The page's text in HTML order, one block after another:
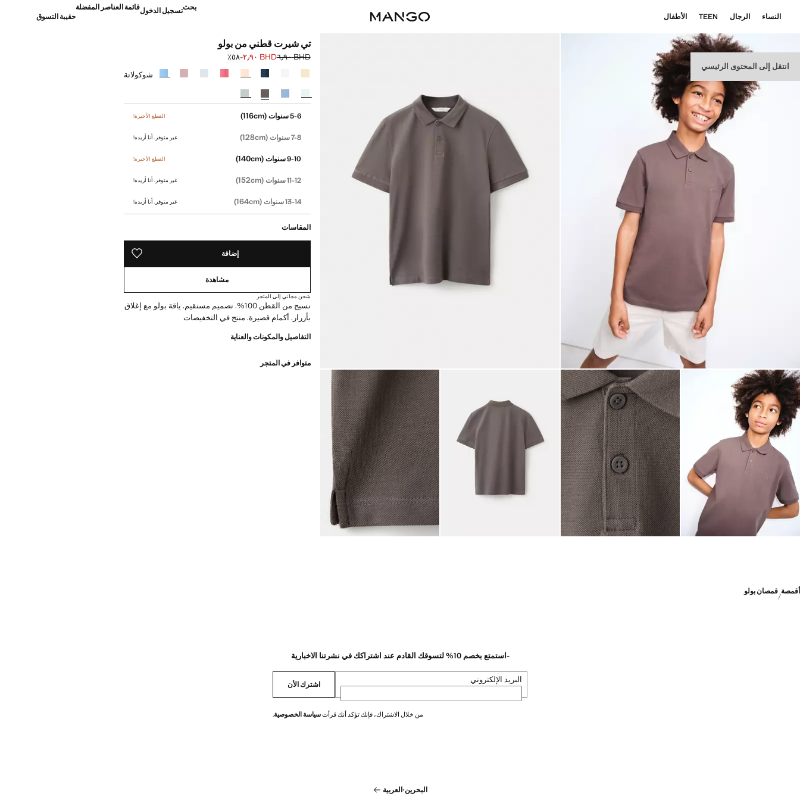
انتقل إلى المحتوى الرئيسي
النساء الرجال TEEN الأطفال
بحثتسجيل الدخولقائمة العناصر المفضلة
حقيبة التسوق
تي شيرت قطني من بولو
السعر الأول محذوف [BHD ٦٫٩٠ ]
BHD ٦٫٩٠
السعر الحالي [BHD ٢٫٩٠ ]
BHD ٢٫٩٠
؜-٥٨٪؜
حدد اللون
شوكولاتة
5-6 سنوات (116cm) القطع الأخيرة!
7-8 سنوات (128cm) غير متوفر. أنا أريده!
9-10 سنوات (140cm) القطع الأخيرة!
11-12 سنوات (152cm) غير متوفر. أنا أريده!
13-14 سنوات (164cm) غير متوفر. أنا أريده!
المقاسات
إضافة حفظه في قائمة منتجاتك المفضلة
مشاهدة
شحن مجاني إلى المتجر
نسيج من القطن 100%. تصميم مستقيم. ياقة بولو مع إغلاق
بأزرار. أكمام قصيرة. منتج في التخفيضات
التفاصيل والمكونات والعناية
متوافر في المتجر
أقمصة قمصان بولو
-استمتع بخصم 10% لتسوقك القادم عند اشتراكك في نشرتنا الاخبارية
البريد الإلكتروني اشترك الأن
من خلال الاشتراك، فإنك تؤكد أنك قرأتسياسة الخصوصية.
البحرين·العربية